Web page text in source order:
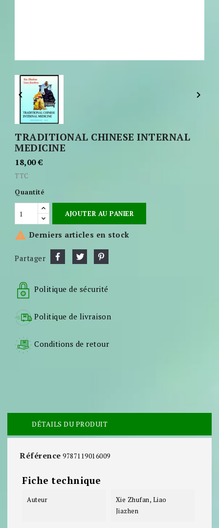
 
TRADITIONAL CHINESE INTERNAL
MEDICINE
18,00 €
TTC
Quantité
AJOUTER AU PANIER
 Derniers articles en stock
Partager
Politique de sécurité
Politique de livraison
Conditions de retour
DÉTAILS DU PRODUIT
Référence 9787119016009
Fiche technique
Auteur
Xie Zhufan, Liao
Jiazhen